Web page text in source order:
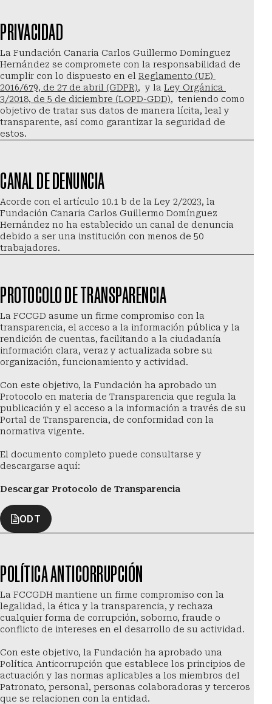
PRIVACIDAD
La Fundación Canaria Carlos Guillermo Domínguez
Hernández se compromete con la responsabilidad de
cumplir con lo dispuesto en el Reglamento (UE)
2016/679, de 27 de abril (GDPR),  y la Ley Orgánica
3/2018, de 5 de diciembre (LOPD-GDD),  teniendo como
objetivo de tratar sus datos de manera lícita, leal y
transparente, así como garantizar la seguridad de
estos.
CANAL DE DENUNCIA
Acorde con el artículo 10.1 b de la Ley 2/2023, la
Fundación Canaria Carlos Guillermo Domínguez
Hernández no ha establecido un canal de denuncia
debido a ser una institución con menos de 50
trabajadores.
PROTOCOLO DE TRANSPARENCIA
La FCCGD asume un firme compromiso con la
transparencia, el acceso a la información pública y la
rendición de cuentas, facilitando a la ciudadanía
información clara, veraz y actualizada sobre su
organización, funcionamiento y actividad.
Con este objetivo, la Fundación ha aprobado un
Protocolo en materia de Transparencia que regula la
publicación y el acceso a la información a través de su
Portal de Transparencia, de conformidad con la
normativa vigente.
El documento completo puede consultarse y
descargarse aquí:
Descargar Protocolo de Transparencia
ODT
POLÍTICA ANTICORRUPCIÓN
La FCCGDH mantiene un firme compromiso con la
legalidad, la ética y la transparencia, y rechaza
cualquier forma de corrupción, soborno, fraude o
conflicto de intereses en el desarrollo de su actividad.
Con este objetivo, la Fundación ha aprobado una
Política Anticorrupción que establece los principios de
actuación y las normas aplicables a los miembros del
Patronato, personal, personas colaboradoras y terceros
que se relacionen con la entidad.